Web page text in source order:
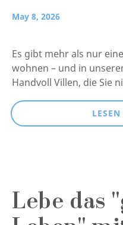
May 8, 2026
Es gibt mehr als nur
wohnen – und in
Handvoll Villen, die Sie
Lebe das